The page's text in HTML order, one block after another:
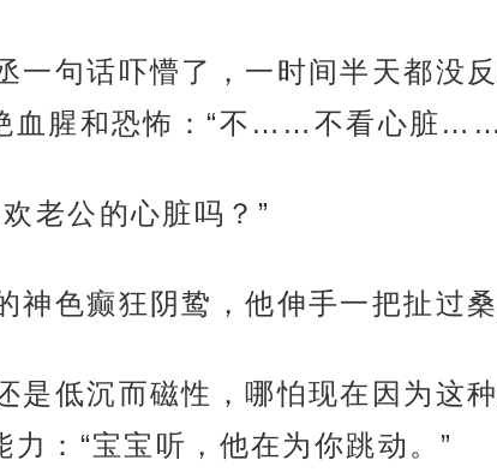
一句话吓懵了，一时间半天都没
血腥和恐怖：“不……不看心脏……
老公的心脏吗？”
神色癫狂阴鸷，他伸手一把扯过
是低沉而磁性，哪怕现在因为这
力：“宝宝听，他在为你跳动。”